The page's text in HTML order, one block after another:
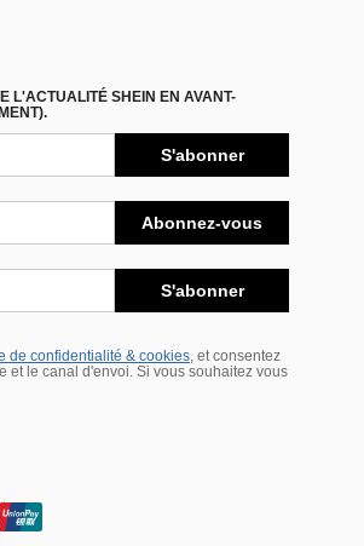
L'ACTUALITÉ SHEIN EN AVANT-
S'abonner
Abonnez-vous
S'abonner
de confidentialité & cookies, et consentez
et le canal d'envoi. Si vous souhaitez vous